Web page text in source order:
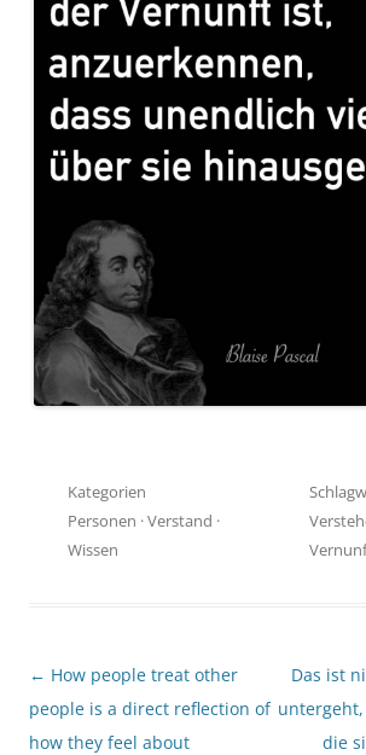
Kategorien
Personen ·Verstand ·
Wissen
Beitragsnavigation
← How people treat other
people is a direct reflection of
how they feel about
Das ist
die